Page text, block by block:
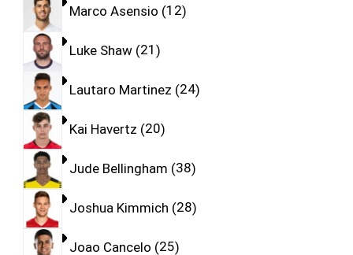
Marco Asensio 12
Luke Shaw 21
Lautaro Martinez 24
Kai Havertz 20
Jude Bellingham 38
Joshua Kimmich 28
Joao Cancelo 25